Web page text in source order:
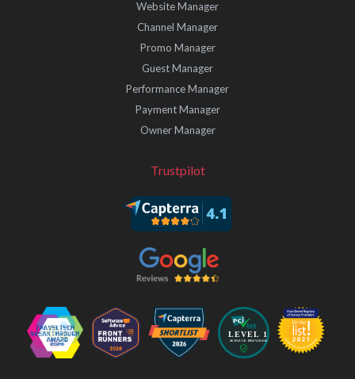
Website Manager
Channel Manager
Promo Manager
Guest Manager
Performance Manager
Payment Manager
Owner Manager
Trustpilot